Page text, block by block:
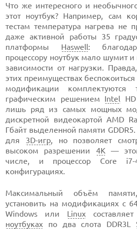
Что же интересного и
этот ноутбук? Например, сам
тестам температура нагрева не
даже активной работы 35
платформы Haswell:
процессору ноутбук мало шумит и
зависимости от нагрузки.
этих преимуществах
модификации комплектуются
графическим решением Intel
лишь ряд из самых мощных
дискретной видеокартой AMD
Гбайт выделенной памяти
для 3D-игр, но позволяет
высоком разрешении 4К—
числе, и процессор Core i7-
конфигурациях.
Максимальный объём
установить на модификациях с
Windows или Linux
ноутбуках по два слота DDR3L